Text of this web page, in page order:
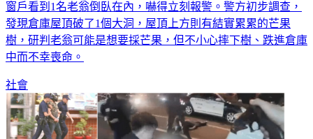
窗戶看到1名老翁倒臥在內，嚇得立刻報警。警方初步調查，
發現倉庫屋頂破了1個大洞，屋頂上方則有結實累累的芒果
樹，研判老翁可能是想要採芒果，但不小心摔下樹、跌進倉庫
中而不幸喪命。
社會